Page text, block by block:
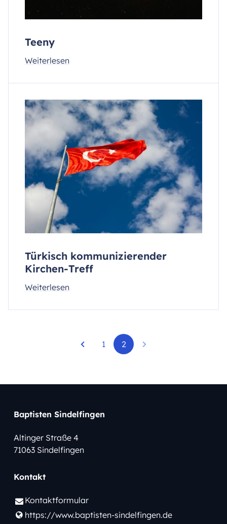
Teeny
Weiterlesen
Türkisch kommunizierender
Kirchen-Treff
Weiterlesen
1 2
Baptisten Sindelfingen
Altinger Straße 4
71063 Sindelfingen
Kontakt
Kontaktformular
https://www.​baptisten-sindelfingen.​de